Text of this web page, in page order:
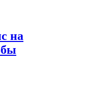
на